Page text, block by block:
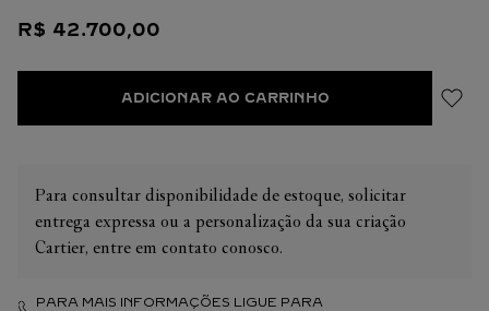
metros).
R$ 42.700,00
ADICIONAR AO CARRINHO
Para consultar disponibilidade de estoque, solicitar
entrega expressa ou a personalização da sua criação
Cartier, entre em contato conosco.
PARA MAIS INFORMAÇÕES LIGUE PARA